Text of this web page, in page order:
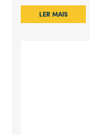
LER MAIS